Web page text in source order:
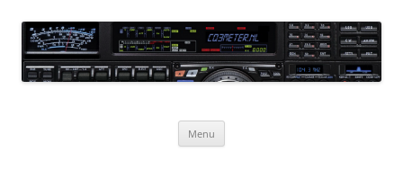
naar
de
inhoud CQ3meter
Website door en voor radio-amateurs
Menu